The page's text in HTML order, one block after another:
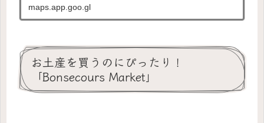
maps.app.goo.gl
お土産を買うのにぴったり！
「Bonsecours Market」